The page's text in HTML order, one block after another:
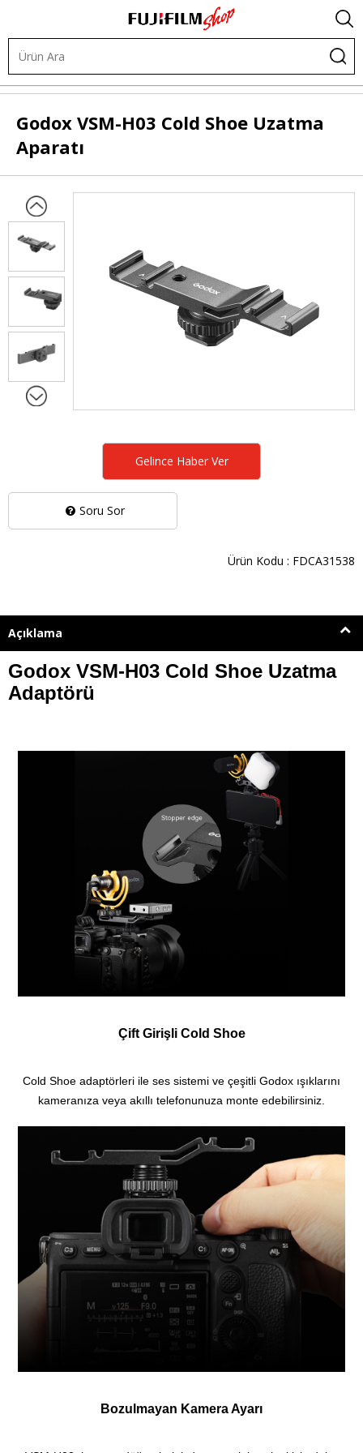
LED Işık Aksesuarları
Godox VSM-H03 Cold Shoe Uzatma
Aparatı
Soru Sor
Ürün Kodu : FDCA31538
Gelince Haber Ver
Açıklama
Godox VSM-H03 Cold Shoe Uzatma
Adaptörü
Çift Girişli Cold Shoe
Cold Shoe adaptörleri ile ses sistemi ve çeşitli Godox ışıklarını
kameranıza veya akıllı telefonunuza monte edebilirsiniz.
Bozulmayan Kamera Ayarı